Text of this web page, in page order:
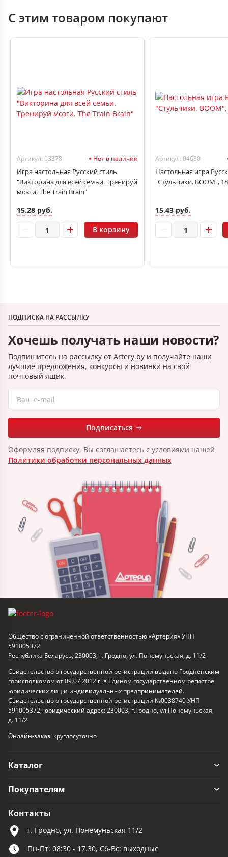
С этим товаром покупают
Артикул: 03378 Нет в наличии
Игра настольная Русский стиль
"Викторина для всей семьи. Тренируй
мозги. The Train Brain"
15.28 руб.
В корзину
Артикул: 04630
Настольная игра
"Стульчики. BOOM",
15.43 руб.
ПОДПИСКА НА РАССЫЛКУ
Хочешь получать наши новости?
Подпишитесь на рассылку от Artery.by и получайте наши
лучшие предложения, конкурсы и новинки на свой
почтовый ящик.
Подписаться
Оформляя подписку, Вы соглашаетесь с условиями нашей
Политики обработки персональных данных
Общество с ограниченной ответственностью «Артерия» УНП
591005372
Республика Беларусь, 230003, г. Гродно, ул. Понемуньская, д. 11/2
Свидетельство о государственной регистрации выдано Гродненским
горисполкомом от 09.07.2012 г. в Едином государственном регистре
юридических лиц и индивидуальных предпринимателей.
Свидетельство о государственной регистрации №0038740 УНП
591005372, юридический адрес: 230003, г.Гродно, ул.Понемуньская,
д. 11/2
Онлайн-заказ: круглосуточно
Каталог
Покупателям
Контакты
г. Гродно, ул. Понемуньская 11/2
Пн-Пт: 08:30 - 17.30, Сб-Вс: выходные